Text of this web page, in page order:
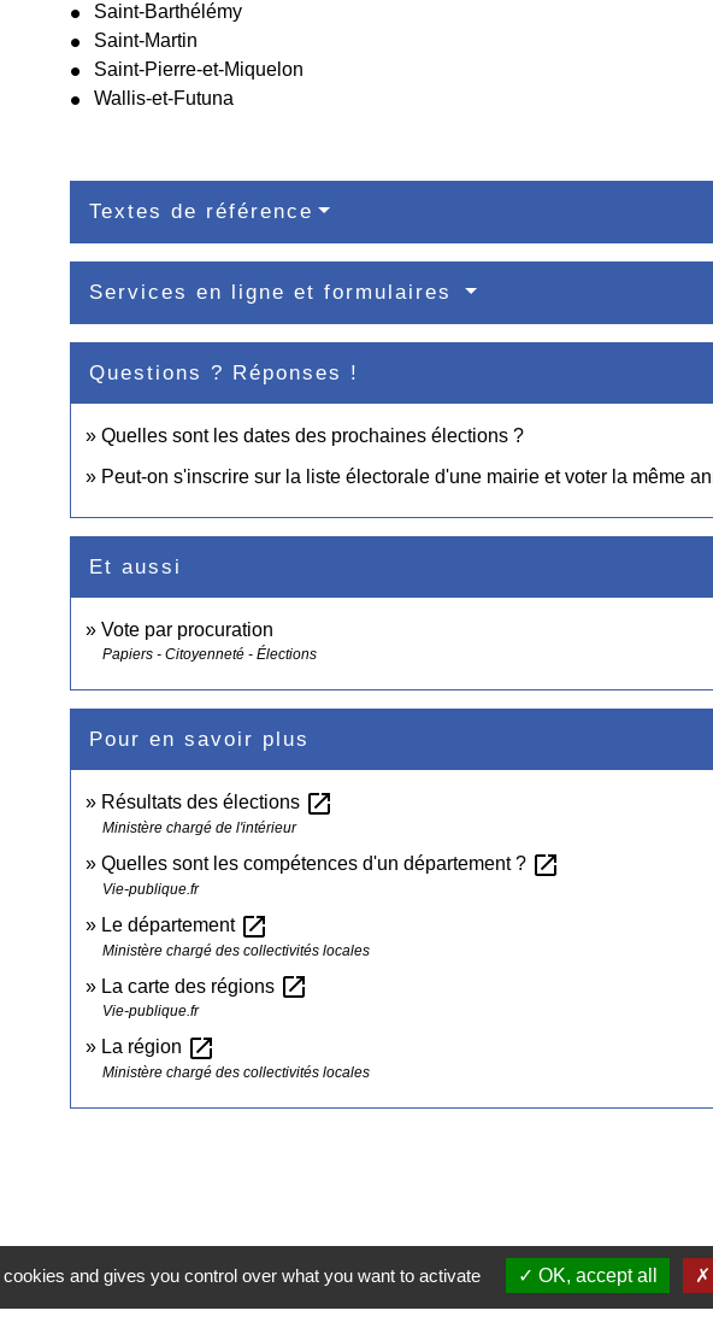
Saint-Barthélémy
Saint-Martin
Saint-Pierre-et-Miquelon
Wallis-et-Futuna
Textes de référence
Services en ligne et formulaires
Questions ? Réponses !
Quelles sont les dates des prochaines élections ?
Peut-on s'inscrire sur la liste électorale d'une mairie et voter la même
Et aussi
Vote par procuration
Papiers - Citoyenneté - Élections
Pour en savoir plus
Résultats des élections open_in_new
Ministère chargé de l'intérieur
Quelles sont les compétences d'un département ? open_in_new
Vie-publique.fr
Le département open_in_new
Ministère chargé des collectivités locales
La carte des régions open_in_new
Vie-publique.fr
La région open_in_new
Ministère chargé des collectivités locales
Contacts
and gives you control over what you want to activate OK, accept all